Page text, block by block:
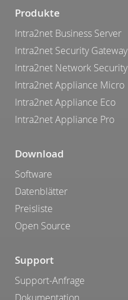
Produkte
Intra2net Business Server
Intra2net Security Gateway
Intra2net Network Security
Intra2net Appliance Micro
Intra2net Appliance Eco
Intra2net Appliance Pro
Download
Software
Datenblätter
Preisliste
Open Source
Support
Support-Anfrage